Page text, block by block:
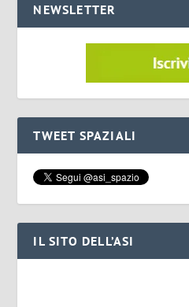
NEWSLETTER
TWEET SPAZIALI
IL SITO DELL’ASI